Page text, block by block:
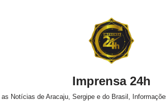
Imprensa 24h
Notícias de Aracaju, Sergipe e do Brasil,